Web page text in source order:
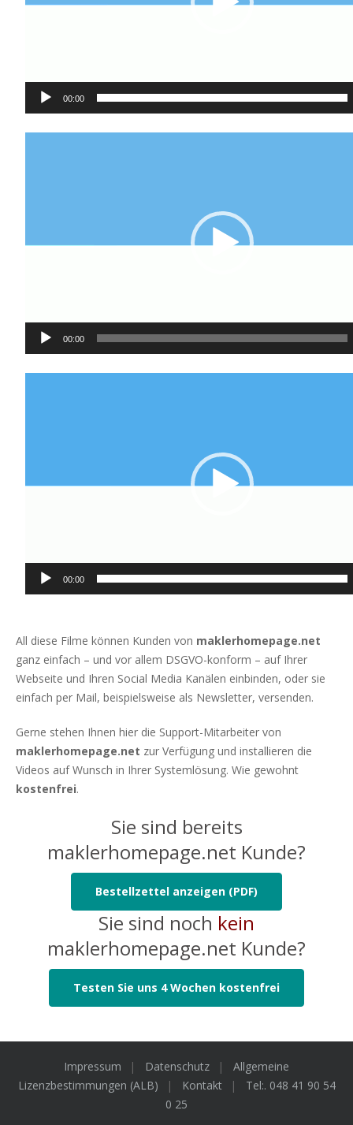
00:00
00:00
00:00
All diese Filme können Kunden von maklerhomepage.net
ganz einfach – und vor allem DSGVO-konform – auf Ihrer
Webseite und Ihren Social Media Kanälen einbinden, oder sie
einfach per Mail, beispielsweise als Newsletter, versenden.
Gerne stehen Ihnen hier die Support-Mitarbeiter von
maklerhomepage.net zur Verfügung und installieren die
Videos auf Wunsch in Ihrer Systemlösung. Wie gewohnt
kostenfrei.
Sie sind bereits
maklerhomepage.net Kunde?
Bestellzettel anzeigen (PDF)
Sie sind noch kein
maklerhomepage.net Kunde?
Testen Sie uns 4 Wochen kostenfrei
Impressum Datenschutz
Allgemeine
Lizenzbestimmungen (ALB)
Kontakt
Tel:. 048 41 90 54
0 25